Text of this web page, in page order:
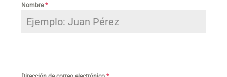
Nombre*